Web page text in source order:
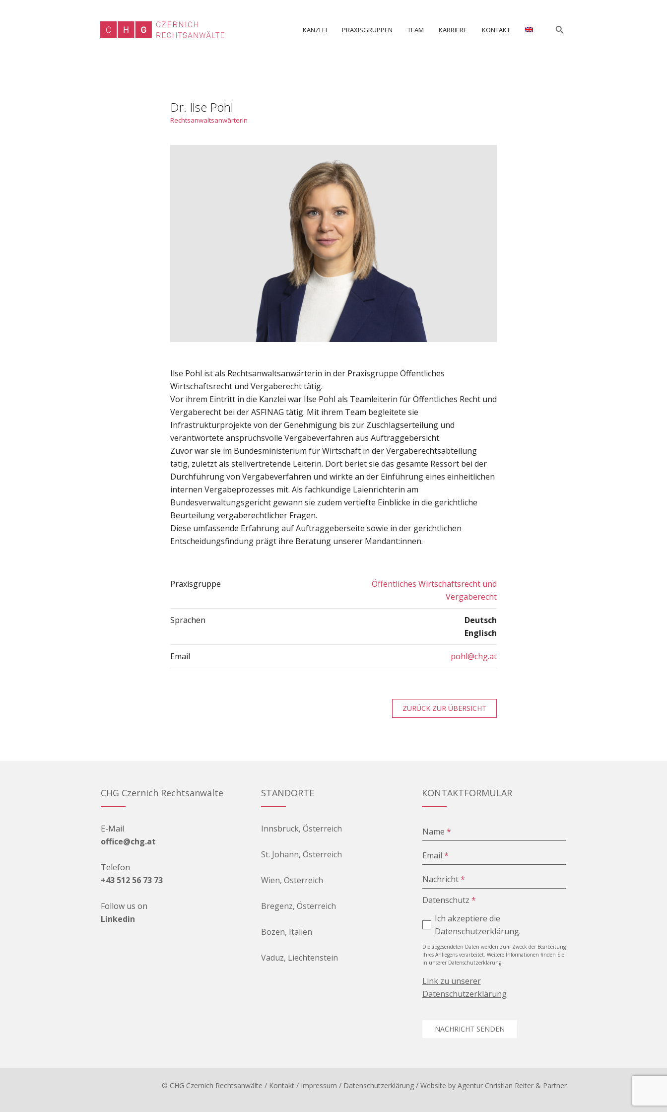
KANZLEI PRAXISGRUPPEN TEAM KARRIERE KONTAKT
Dr. Ilse Pohl
Rechtsanwaltsanwärterin
Ilse Pohl ist als Rechtsanwaltsanwärterin in der Praxisgruppe Öffentliches
Wirtschaftsrecht und Vergaberecht tätig.
Vor ihrem Eintritt in die Kanzlei war Ilse Pohl als Teamleiterin für Öffentliches Recht und
Vergaberecht bei der ASFINAG tätig. Mit ihrem Team begleitete sie
Infrastrukturprojekte von der Genehmigung bis zur Zuschlagserteilung und
verantwortete anspruchsvolle Vergabeverfahren aus Auftraggebersicht.
Zuvor war sie im Bundesministerium für Wirtschaft in der Vergaberechtsabteilung
tätig, zuletzt als stellvertretende Leiterin. Dort beriet sie das gesamte Ressort bei der
Durchführung von Vergabeverfahren und wirkte an der Einführung eines einheitlichen
internen Vergabeprozesses mit. Als fachkundige Laienrichterin am
Bundesverwaltungsgericht gewann sie zudem vertiefte Einblicke in die gerichtliche
Beurteilung vergaberechtlicher Fragen.
Diese umfassende Erfahrung auf Auftraggeberseite sowie in der gerichtlichen
Entscheidungsfindung prägt ihre Beratung unserer Mandant:innen.
Praxisgruppe
Öffentliches Wirtschaftsrecht und
Vergaberecht
Sprachen
Deutsch
Englisch
Email pohl@chg.at
ZURÜCK ZUR ÜBERSICHT
CHG Czernich Rechtsanwälte
E-Mail
office@chg.at
Telefon
+43 512 56 73 73
Follow us on
Linkedin
STANDORTE
Innsbruck, Österreich
St. Johann, Österreich
Wien, Österreich
Bregenz, Österreich
Bozen, Italien
Vaduz, Liechtenstein
KONTAKTFORMULAR
Name *
Email *
Nachricht*
Datenschutz *
Ich akzeptiere die
Datenschutzerklärung.
Die abgesendeten Daten werden zum Zweck der Bearbeitung
Ihres Anliegens verarbeitet. Weitere Informationen finden Sie
in unserer Datenschutzerklärung.
Link zu unserer
Datenschutzerklärung
NACHRICHT SENDEN
© CHG Czernich Rechtsanwälte / Kontakt / Impressum / Datenschutzerklärung / Website by Agentur Christian Reiter & Partner